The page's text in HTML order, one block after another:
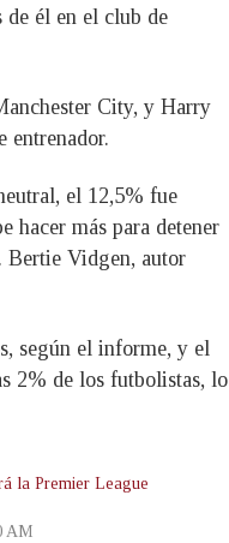
de él en el club de
City, y Harry
entrenador.
el 12,5% fue
hacer más para detener
Bertie Vidgen, autor
según el informe, y el
2% de los futbolistas, lo
la Premier League
AM